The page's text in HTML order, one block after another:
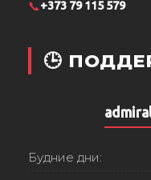
📞+373 79 115 579
🕒
Будние дни: